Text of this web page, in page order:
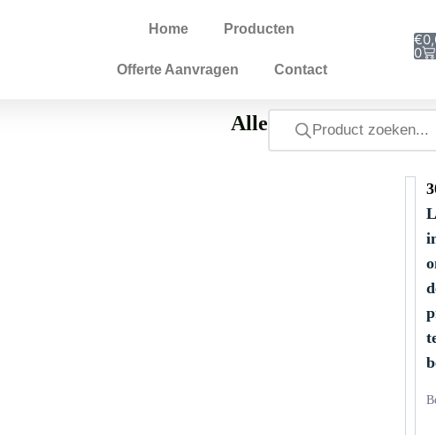
Home Producten
Offerte Aanvragen Contact
€
0
Alle